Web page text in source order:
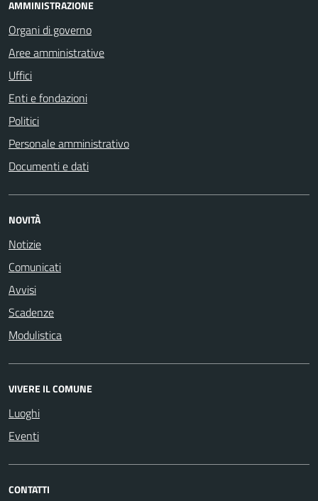
AMMINISTRAZIONE
Organi di governo
Aree amministrative
Uffici
Enti e fondazioni
Politici
Personale amministrativo
Documenti e dati
NOVITÀ
Notizie
Comunicati
Avvisi
Scadenze
Modulistica
VIVERE IL COMUNE
Luoghi
Eventi
CONTATTI